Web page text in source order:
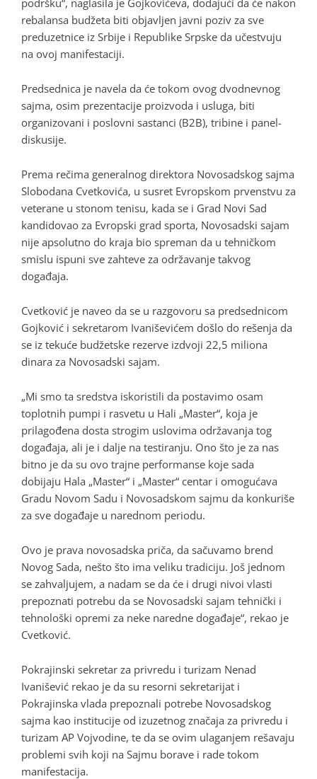
rebalansa budžeta biti objavljen javni poziv za sve
preduzetnice iz Srbije i Republike Srpske da učestvuju
na ovoj manifestaciji.
Predsednica je navela da će tokom ovog dvodnevnog
sajma, osim prezentacije proizvoda i usluga, biti
organizovani i poslovni sastanci (B2B), tribine i panel-
diskusije.
Prema rečima generalnog direktora Novosadskog sajma
Slobodana Cvetkovića, u susret Evropskom prvenstvu za
veterane u stonom tenisu, kada se i Grad Novi Sad
kandidovao za Evropski grad sporta, Novosadski sajam
nije apsolutno do kraja bio spreman da u tehničkom
smislu ispuni sve zahteve za održavanje takvog
događaja.
Cvetković je naveo da se u razgovoru sa predsednicom
Gojković i sekretarom Ivaniševićem došlo do rešenja da
se iz tekuće budžetske rezerve izdvoji 22,5 miliona
dinara za Novosadski sajam.
„Mi smo ta sredstva iskoristili da postavimo osam
toplotnih pumpi i rasvetu u Hali „Master“, koja je
prilagođena dosta strogim uslovima održavanja tog
događaja, ali je i dalje na testiranju. Ono što je za nas
bitno je da su ovo trajne performanse koje sada
dobijaju Hala „Master“ i „Master“ centar i omogućava
Gradu Novom Sadu i Novosadskom sajmu da konkuriše
za sve događaje u narednom periodu.
Ovo je prava novosadska priča, da sačuvamo brend
Novog Sada, nešto što ima veliku tradiciju. Još jednom
se zahvaljujem, a nadam se da će i drugi nivoi vlasti
prepoznati potrebu da se Novosadski sajam tehnički i
tehnološki opremi za neke naredne događaje“, rekao je
Cvetković.
Pokrajinski sekretar za privredu i turizam Nenad
Ivanišević rekao je da su resorni sekretarijat i
Pokrajinska vlada prepoznali potrebe Novosadskog
sajma kao institucije od izuzetnog značaja za privredu i
turizam AP Vojvodine, te da se ovim ulaganjem rešavaju
problemi svih koji na Sajmu borave i rade tokom
manifestacija.